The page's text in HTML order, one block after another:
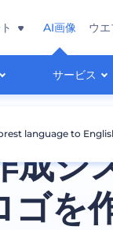
AI画像
サービス
ウエ
成シ
ゴを
language to